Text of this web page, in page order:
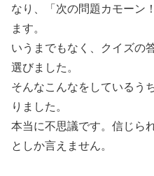
なり、「次の問題カモーン
ます。
いうまでもなく、クイズの
選びました。
そんなこんなをしているう
りました。
本当に不思議です。信じら
としか言えません。